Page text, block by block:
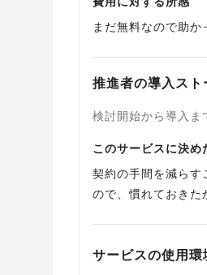
まだ無料なので助か
推進者の導入スト
検討開始から導入ま
このサービスに決め
契約の手間を減らす
ので、慣れておきた
サービスの使用環